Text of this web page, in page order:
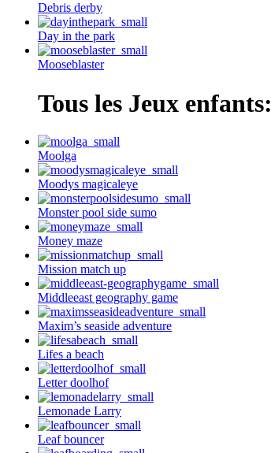
Debris derby
Day in the park
Mooseblaster
Tous les Jeux enfants:
Moolga
Moodys magicaleye
Monster pool side sumo
Money maze
Mission match up
Middleeast geography game
Maxim’s seaside adventure
Lifes a beach
Letter doolhof
Lemonade Larry
Leaf bouncer